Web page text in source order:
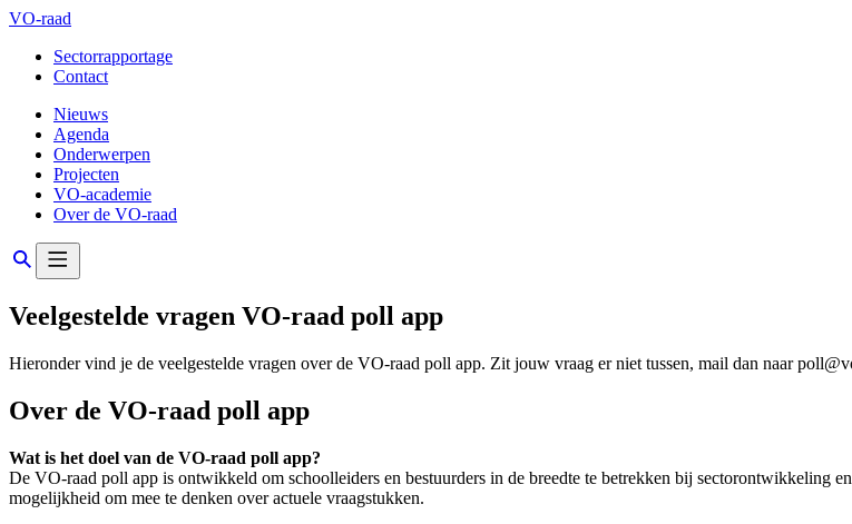
VO-raad
Sectorrapportage
Contact
Nieuws
Agenda
Onderwerpen
Projecten
VO-academie
Over de VO-raad
Veelgestelde vragen VO-raad poll app
Hieronder vind je de veelgestelde vragen over de VO-raad poll app. Zit jouw vraag er niet tussen, mail dan naar
Over de VO-raad poll app
Wat is het doel van de VO-raad poll app?
De VO-raad poll app is ontwikkeld om schoolleiders en bestuurders in de breedte te betrekken bij sectorontwikkeling
mogelijkheid om mee te denken over actuele vraagstukken.